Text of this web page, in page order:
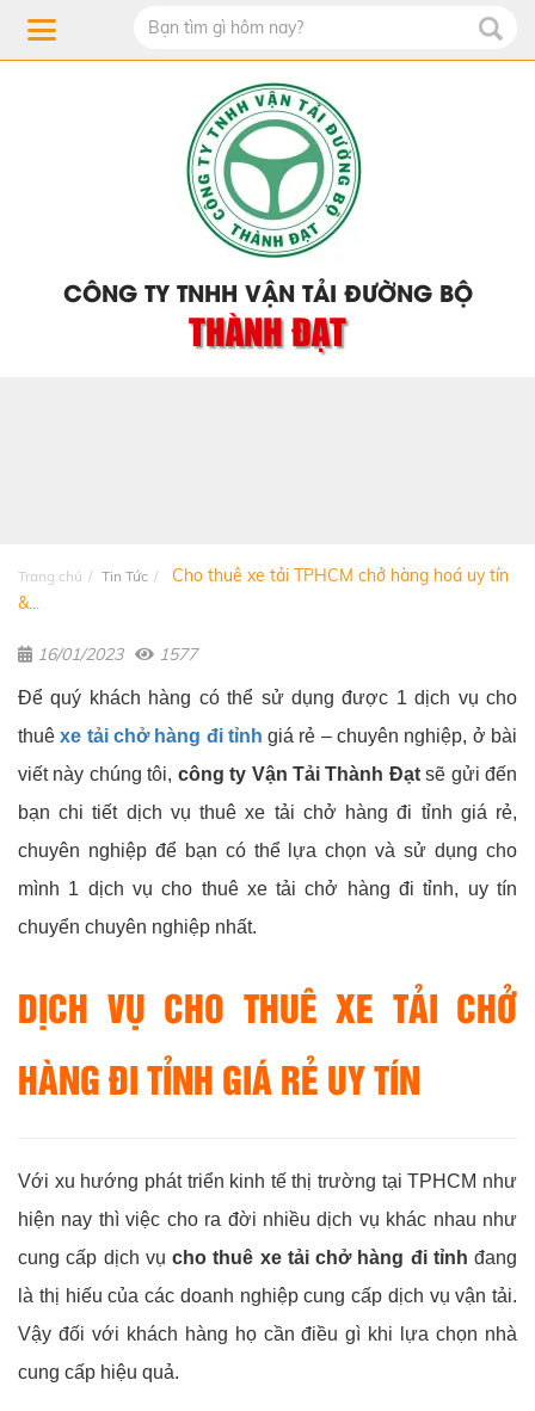
CÔNG TY TNHH VẬN TẢI ĐƯỜNG BỘ
THÀNH ĐẠT
Trang chủ Tin Tức
Cho thuê xe tải TPHCM chở hàng hoá uy tín
&...
16/01/2023 1577
Để quý khách hàng có thể sử dụng được 1 dịch vụ cho
thuêxe tải chở hàng đi tỉnh giá rẻ – chuyên nghiệp, ở bài
viết này chúng tôi, công ty Vận Tải Thành Đạtsẽ gửi đến
bạn chi tiết dịch vụ thuê xe tải chở hàng đi tỉnh giá rẻ,
chuyên nghiệp để bạn có thể lựa chọn và sử dụng cho
mình 1 dịch vụ cho thuê xe tải chở hàng đi tỉnh, uy tín
chuyển chuyên nghiệp nhất.
DỊCH VỤ CHO THUÊ XE TẢI CHỞ
HÀNG ĐI TỈNH GIÁ RẺ UY TÍN
Với xu hướng phát triển kinh tế thị trường tại TPHCM như
hiện nay thì việc cho ra đời nhiều dịch vụ khác nhau như
cung cấp dịch vụ cho thuê xe tải chở hàng đi tỉnh đang
là thị hiếu của các doanh nghiệp cung cấp dịch vụ vận tải.
Vậy đối với khách hàng họ cần điều gì khi lựa chọn nhà
cung cấp hiệu quả.